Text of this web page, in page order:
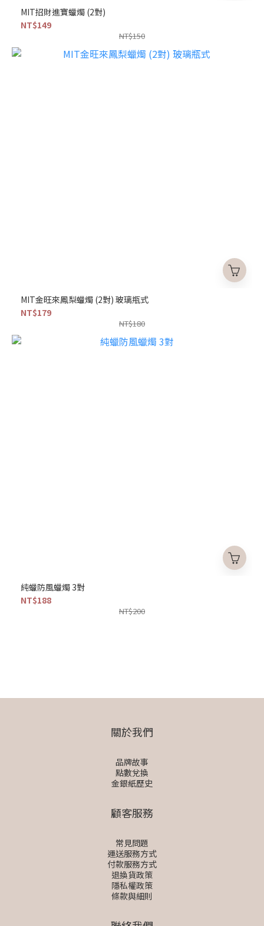
MIT招財進寶蠟燭 (2對)
NT$149
NT$150
MIT金旺來鳳梨蠟燭 (2對) 玻璃瓶式
NT$179
NT$180
純蠟防風蠟燭 3對
NT$188
NT$200
關於我們
品牌故事
點數兌換
金銀紙歷史
顧客服務
常見問題
運送服務方式
付款服務方式
退換貨政策
隱私權政策
條款與細則